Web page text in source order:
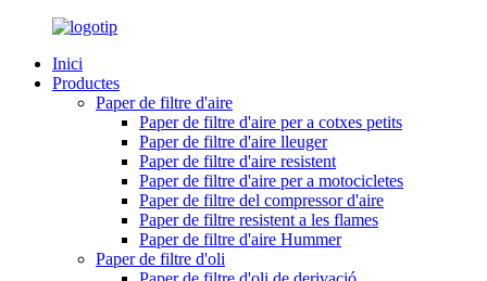
Inici
Productes
Paper de filtre d'aire
Paper de filtre d'aire per a cotxes petits
Paper de filtre d'aire lleuger
Paper de filtre d'aire resistent
Paper de filtre d'aire per a motocicletes
Paper de filtre del compressor d'aire
Paper de filtre resistent a les flames
Paper de filtre d'aire Hummer
Paper de filtre d'oli